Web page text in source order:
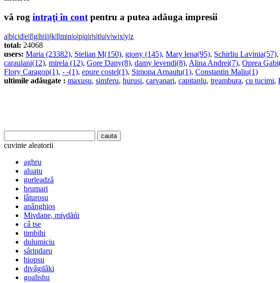
vă rog intraţi în contpentru a putea adăuga impresii
a|b|c|d|e|f|g|h|i|j|k|l|m|n|o|p|q|r|s|t|u|v|w|x|y|z
total: 24068
users: Maria (23382), Stelian M(150), giony (145), Mary lena(95), Schirliu Lavinia(57),
caraulani(12), mirela (12), Gore Dany(8), damy levendi(8), Alina Andrei(7), Oprea
Flory Caragop(1), - -(1), epure costel(1), Simona Arnautu(1), Constantin Maliu(1)
ultimile adăugate : maxusu, simferu, hurusi, carvanari, capitanlu, treambura, cu tucimi,
cuvinte aleatorii
aghru
aluatu
gurleadzâ
brumari
lâturosu
anânghios
Miγdane, miγdăńi
câ tse
timbihi
dulumiciu
sârindaru
hiopsu
divâgilâki
goalishu